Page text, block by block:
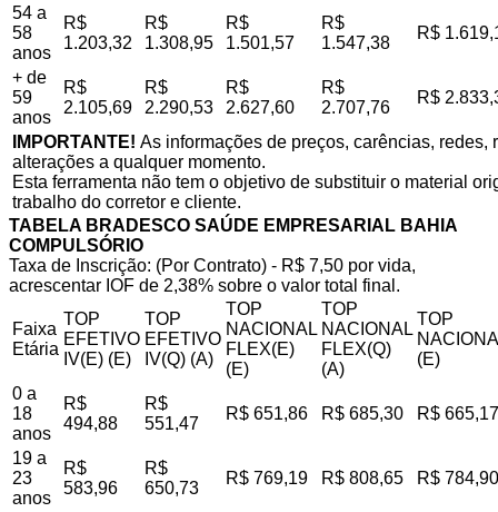
54 a
58
anos
R$
1.203,32
R$
1.308,95
R$
1.501,57
R$
1.547,38
R$
+ de
59
anos
R$
2.105,69
R$
2.290,53
R$
2.627,60
R$
2.707,76
R$
IMPORTANTE! As informações de preços, carências,
alterações a qualquer momento.
Esta ferramenta não tem o objetivo de substituir o material
trabalho do corretor e cliente.
TABELA BRADESCO SAÚDE EMPRESARIAL BAHIA
COMPULSÓRIO
Taxa de Inscrição: (Por Contrato) - R$ 7,50 por vida,
acrescentar IOF de 2,38% sobre o valor total final.
Faixa
Etária
TOP
EFETIVO
IV(E) (E)
TOP
EFETIVO
IV(Q) (A)
TOP
NACIONAL
FLEX(E)
(E)
TOP
NACIONAL
FLEX(Q)
(A)
TOP
(E)
0 a
18
anos
R$
494,88
R$
551,47
R$ 651,86 R$ 685,30 R$ 665,17
19 a
23
anos
R$
583,96
R$
650,73
R$ 769,19 R$ 808,65 R$ 784,90